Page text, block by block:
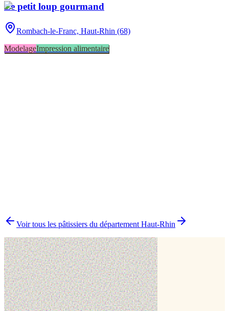
Le petit loup gourmand
Rombach-le-Franc, Haut-Rhin (68)
ModelageImpression alimentaire
Comment comparer plusieurs pâtissiers en une fois ?
Voir tous les pâtissiers du département Haut-Rhin